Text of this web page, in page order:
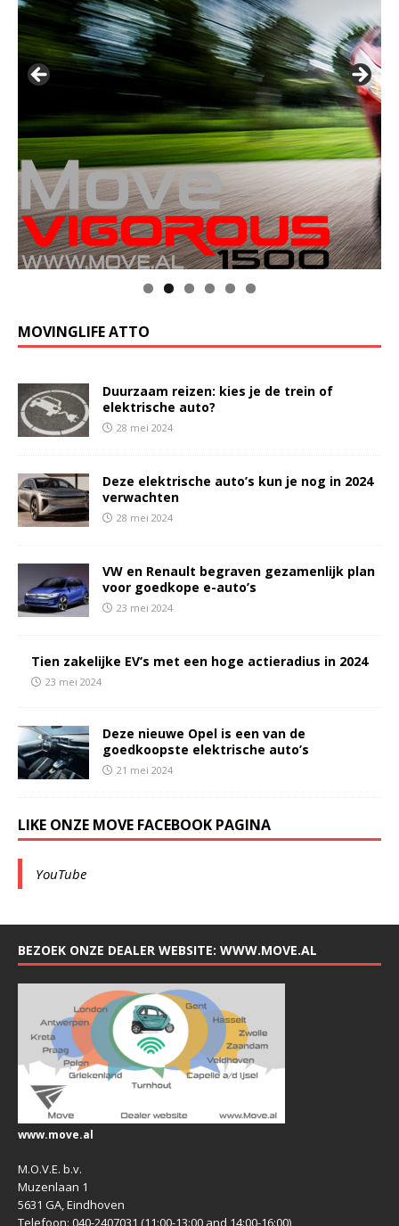
MOVINGLIFE ATTO
Duurzaam reizen: kies je de trein of
elektrische auto?
28 mei 2024
Deze elektrische auto’s kun je nog in 2024
verwachten
28 mei 2024
VW en Renault begraven gezamenlijk plan
voor goedkope e-auto’s
23 mei 2024
Tien zakelijke EV’s met een hoge actieradius in 2024
23 mei 2024
Deze nieuwe Opel is een van de
goedkoopste elektrische auto’s
21 mei 2024
LIKE ONZE MOVE FACEBOOK PAGINA
YouTube
BEZOEK ONZE DEALER WEBSITE: WWW.MOVE.AL
www.move.al
M.O.V.E. b.v.
Muzenlaan 1
5631 GA, Eindhoven
Telefoon: 040-2407031 (11:00-13:00 and 14:00-16:00)